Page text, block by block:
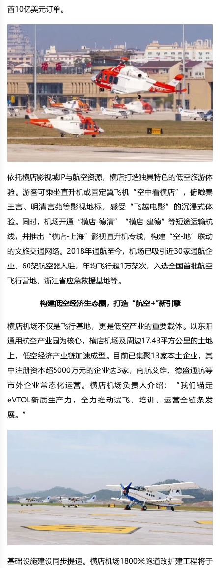
酋10亿美元订单。
依托横店影视城IP与航空资源，横店打造独具特色的低空旅游体
验。游客可乘坐直升机或固定翼飞机 “空中看横店”，俯瞰秦
王宫、明清宫苑等影视地标，感受“飞越电影”的沉浸式体
验。同时，机场开通“横店-德清”“横店-建德”等短途运输航
线，并推出“横店-上海”影视直升机专线，构建“空-地”联动
的文旅交通网络。2018年通航至今，机场已吸引近30家通航企
业、60架航空器入驻，年均飞行超1万架次，入选全国首批航空
飞行营地、浙江省应急救援基地等。
构建低空经济生态圈，打造“航空+”新引擎
横店机场不仅是飞行基地，更是低空产业的重要载体。以东阳
通用航空产业园为核心，横店机场及周边17.43平方公里的土地
上，低空经济产业链加速成型。目前已集聚13家本土企业，其
中注册资本超5000万元的企业达3家，南航艾维、德盛通航等
市外企业常态化运营。横店机场负责人介绍：“我们锚定
eVTOL新质生产力，全力推动试飞、培训、运营全链条发
展。”
基础设施建设同步提速。横店机场1800米跑道改扩建工程将于